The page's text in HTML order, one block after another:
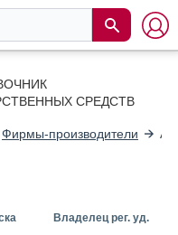
СРЕДСТВ
Фирмы-производители
Владелец рег. уд.